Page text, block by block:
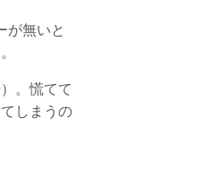
が無いと
。慌てて
しまうの